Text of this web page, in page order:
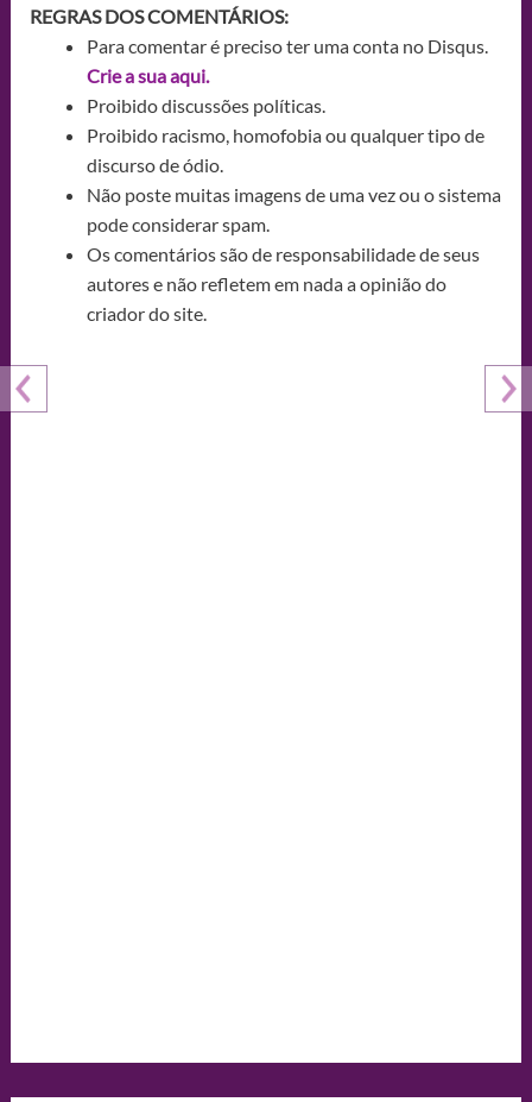
REGRAS DOS COMENTÁRIOS:
Para comentar é preciso ter uma conta no Disqus.
Crie a sua aqui.
Proibido discussões políticas.
Proibido racismo, homofobia ou qualquer tipo de
discurso de ódio.
Não poste muitas imagens de uma vez ou o sistema
pode considerar spam.
Os comentários são de responsabilidade de seus
autores e não refletem em nada a opinião do
criador do site.